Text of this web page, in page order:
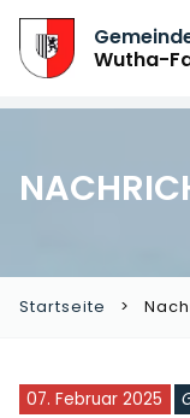
Wutha-
Startseite
07. Februar 2025